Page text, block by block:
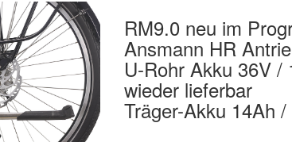
RM9.0 neu im
Ansmann HR
U-Rohr Akku 36V /
wieder lieferbar
Träger-Akku 14Ah